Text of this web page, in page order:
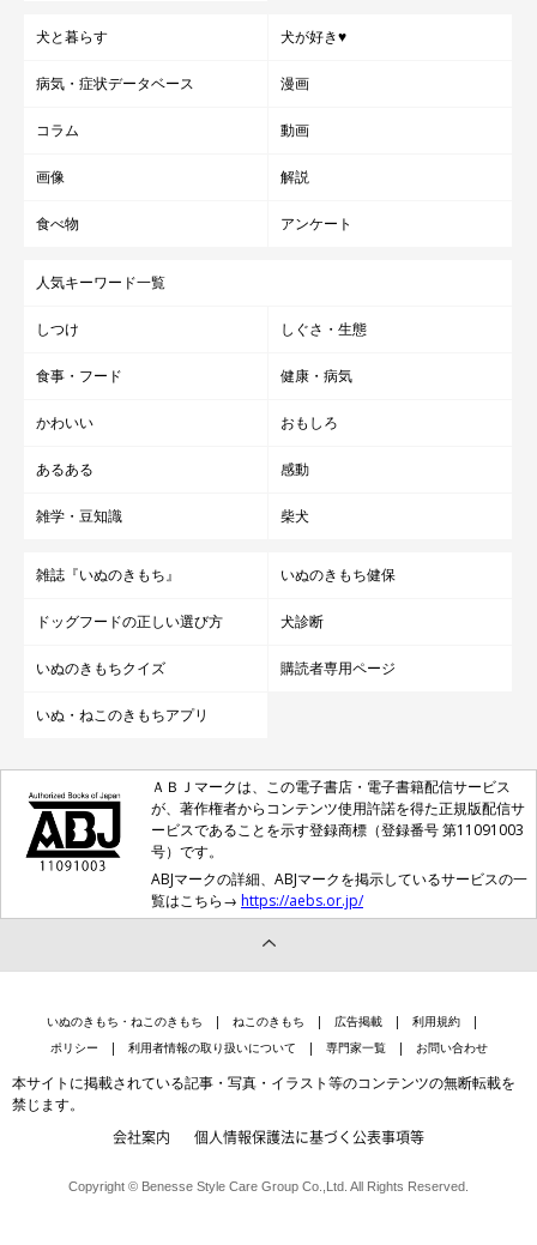
犬と暮らす 犬が好き♥
病気・症状データベース 漫画
コラム 動画
画像 解説
食べ物 アンケート
人気キーワード一覧
しつけ しぐさ・生態
食事・フード 健康・病気
かわいい おもしろ
あるある 感動
雑学・豆知識 柴犬
雑誌『いぬのきもち』 いぬのきもち健保
ドッグフードの正しい選び方 犬診断
いぬのきもちクイズ 購読者専用ページ
いぬ・ねこのきもちアプリ
ＡＢＪマークは、この電子書店・電子書籍配信サービス
が、著作権者からコンテンツ使用許諾を得た正規版配信サ
ービスであることを示す登録商標（登録番号 第11091003
号）です。
ABJマークの詳細、ABJマークを掲示しているサービスの一
覧はこちら→ https://aebs.or.jp/
いぬのきもち・ねこのきもち ねこのきもち 広告掲載
利用規約
ポリシー
利用者情報の取り扱いについて 専門家一覧 お問い合わせ
本サイトに掲載されている記事・写真・イラスト等のコンテンツの無断転載を
禁じます。
会社案内 個人情報保護法に基づく公表事項等
Copyright © Benesse Style Care Group Co.,Ltd. All Rights Reserved.